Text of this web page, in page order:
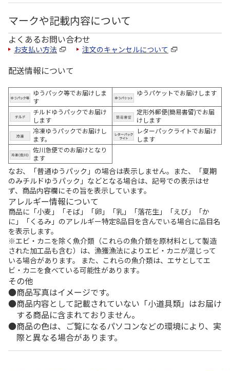
マークや記載内容について
よくあるお問い合わせ
お支払い方法 注文のキャンセルについて
配送情報について
ゆうパック等でお届けしま
す
ゆうパケットでお届けします
チルドゆうパックでお届け
します
定形外郵便(簡易書留)でお届
けします
冷凍ゆうパックでお届けし
ます。
レターパックライトでお届け
します
佐川急便でのお届けとなり
ます
なお、「普通ゆうパック」の場合は表示しません。また、「夏期
のみチルドゆうパック」などとなる場合は、記号での表示はせ
ず、商品内容欄にその旨を表示しています。
アレルギー情報について
商品に「小麦」「そば」「卵」「乳」「落花生」「えび」「か
に」「くるみ」のアレルギー特定8品目を含んでいる場合に品目名
を表示します。
※エビ・カニを除く魚介類（これらの魚介類を原材料として製造
された加工品も含む）は、漁獲漁法によりエビ・カニが混じって
いる場合があります。 また、これらの魚介類は、エサとしてエ
ビ・カニを食べている可能性があります。
その他
商品写真はイメージです。
商品内容として記載されていない「小道具類」はお届け
する商品に含まれておりません。
商品の色は、ご覧になるパソコンなどの環境により、実
際と異なる場合があります。